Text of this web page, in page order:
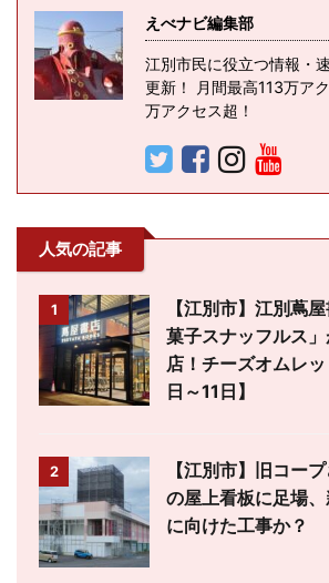
えべナビ編集部
江別市民に役立つ情報・
更新！ 月間最高113万ア
万アクセス超！
人気の記事
1
【江別市】江別蔦
菓子スナッフルス
店！チーズオムレ
日～11日】
2
【江別市】旧コー
の屋上看板に足場
に向けた工事か？